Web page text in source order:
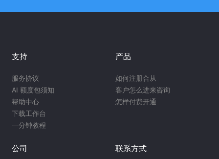
支持
服务协议
AI 额度包须知
帮助中心
下载工作台
一分钟教程
产品
如何注册合从
客户怎么进来咨询
怎样付费开通
公司 联系方式